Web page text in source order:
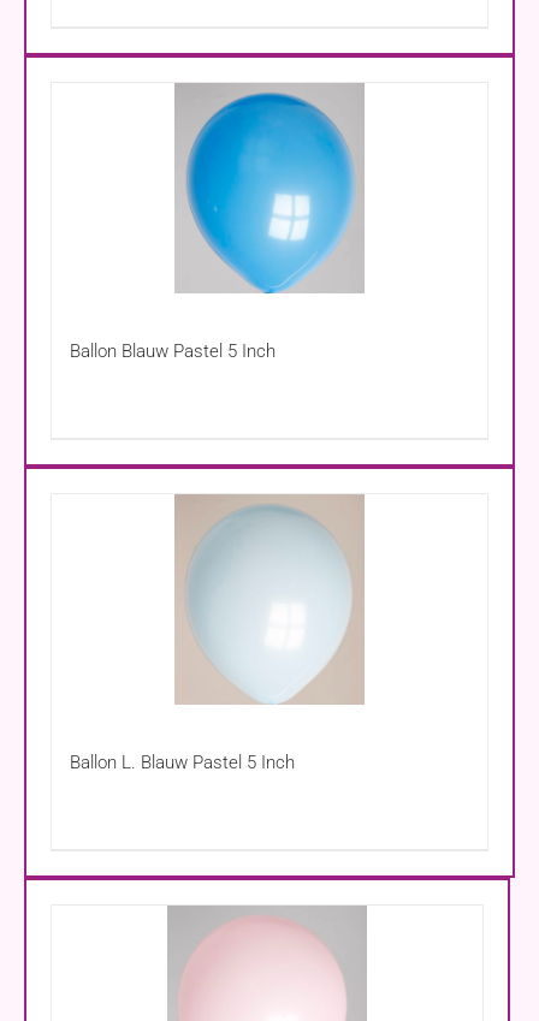
Ballon Blauw Pastel 5 Inch
Ballon L. Blauw Pastel 5 Inch